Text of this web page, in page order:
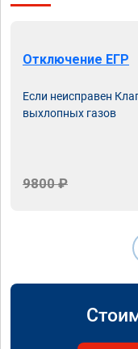
Отключение ЕГР
Если неисправен
выхлопных газов
9800 ₽